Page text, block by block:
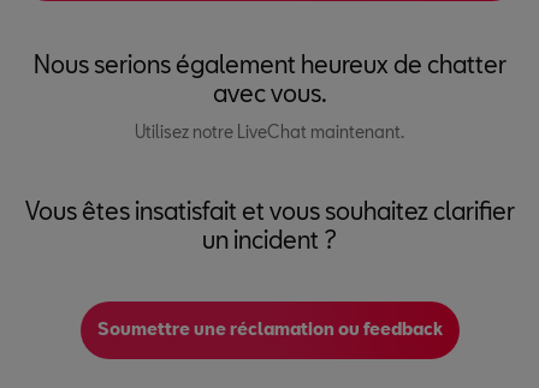
Nous serions également heureux de chatter
avec vous.
Utilisez notre LiveChat maintenant.
Vous êtes insatisfait et vous souhaitez clarifier
un incident ?
Soumettre une réclamation ou feedback